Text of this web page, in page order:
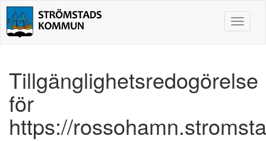
Toggle
Tillgänglighetsredogörelse
för
https://